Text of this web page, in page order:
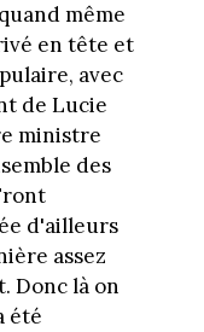
même
en tête et
avec
de Lucie
ministre
des
d'ailleurs
assez
Donc là on
été